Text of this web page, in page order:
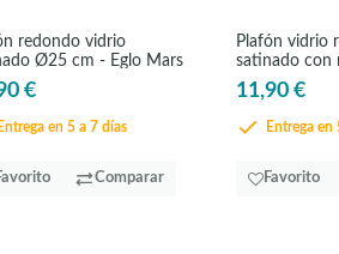
redondo vidrio
Ø25 cm - Eglo Mars
€
Entrega en 5 a 7 días
Comparar
Plafón vidrio
satinado con
- Eglo Mars
11,90 €
Entrega en
Favorito